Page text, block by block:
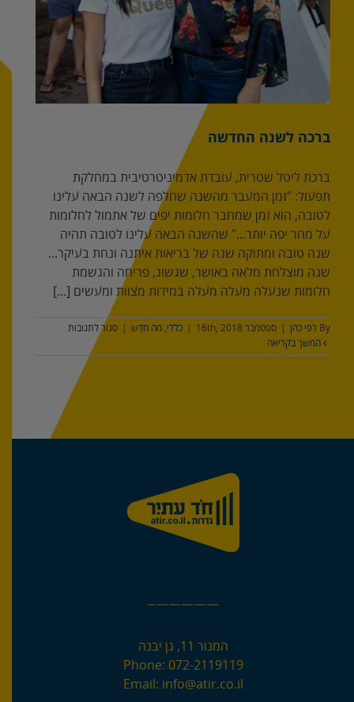
ברכה לשנה החדשה
ברכת ליטל שטרית, עובדת אדמיניטרטיבית במחלקת
תפעול: "זמן המעבר מהשנה שחלפה לשנה הבאה עלינו
לטובה, הוא זמן שמחבר חלומות יפים של אתמול לחלומות
על מחר יפה יותר..." שהשנה הבאה עלינו לטובה תהיה
שנה טובה ומתוקה שנה של בריאות איתנה ונחת בעיקר...
שנה מוצלחת מלאה באושר, שגשוג, פריחה והגשמת
חלומות שנעלה מעלה מעלה במידות מצוות ומעשים [...]
By רפי כהן ספטמבר 16th, 2018 כללי, מה חדש סגור לתגובותעל
המשך בקריאה
—————–
המנור 11, גן יבנה
Phone: 072-2119119
Email: info@atir.co.il